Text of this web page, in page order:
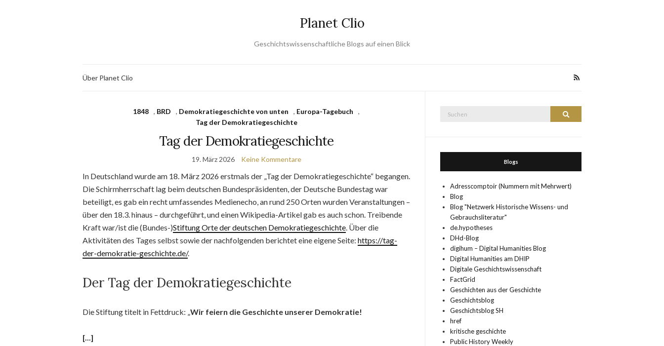
Planet Clio
Geschichtswissenschaftliche Blogs auf einen Blick
Über Planet Clio
1848 , BRD , Demokratiegeschichte von unten , Europa-Tagebuch
,
Tag der Demokratiegeschichte
Tag der Demokratiegeschichte
19. März 2026 Keine Kommentare
In Deutschland wurde am 18. März 2026 erstmals der „Tag der Demokratiegeschichte“ begangen.
Die Schirmherrschaft lag beim deutschen Bundespräsidenten, der Deutsche Bundestag war
beteiligt, es gab ein recht umfassendes Medienecho, an rund 250 Orten wurden Veranstaltungen –
über den 18.3. hinaus – durchgeführt, und einen Wikipedia-Artikel gab es auch schon. Treibende
Kraft war/ist die (Bundes-)Stiftung Orte der deutschen Demokratiegeschichte. Über die
Aktivitäten des Tages selbst sowie der nachfolgenden berichtet eine eigene Seite: https://tag-
der-demokratie-geschichte.de/.
Der Tag der Demokratiegeschichte
Die Stiftung titelt in Fettdruck: „Wir feiern die Geschichte unserer Demokratie!
[...]
Suchen
Blogs
Adresscomptoir (Nummern mit Mehrwert)
Blog
Blog "Netzwerk Historische Wissens- und
Gebrauchsliteratur"
de.hypotheses
DHd-Blog
digihum – Digital Humanities Blog
Digital Humanities am DHIP
Digitale Geschichtswissenschaft
FactGrid
Geschichten aus der Geschichte
Geschichtsblog
Geschichtsblog SH
href
kritische geschichte
Public History Weekly